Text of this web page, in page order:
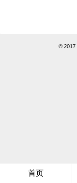
首页
© 2017